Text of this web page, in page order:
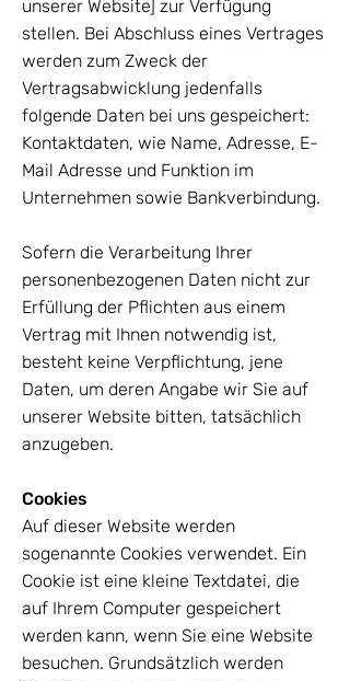
unserer Website] zur Verfügung
stellen. Bei Abschluss eines Vertrages
werden zum Zweck der
Vertragsabwicklung jedenfalls
folgende Daten bei uns gespeichert:
Kontaktdaten, wie Name, Adresse, E-
Mail Adresse und Funktion im
Unternehmen sowie Bankverbindung.
Sofern die Verarbeitung Ihrer
personenbezogenen Daten nicht zur
Erfüllung der Pflichten aus einem
Vertrag mit Ihnen notwendig ist,
besteht keine Verpflichtung, jene
Daten, um deren Angabe wir Sie auf
unserer Website bitten, tatsächlich
anzugeben.
Cookies
Auf dieser Website werden
sogenannte Cookies verwendet. Ein
Cookie ist eine kleine Textdatei, die
auf Ihrem Computer gespeichert
werden kann, wenn Sie eine Website
besuchen. Grundsätzlich werden